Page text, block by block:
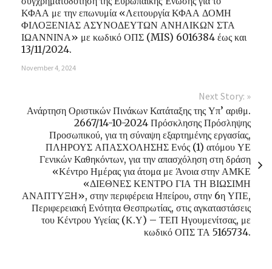
ΚΦΑΑ με την επωνυμία «Λειτουργία ΚΦΑΑ ΔΟΜΗ
ΦΙΛΟΞΕΝΙΑΣ ΑΣΥΝΟΔΕΥΤΩΝ ΑΝΗΛΙΚΩΝ ΣΤΑ
ΙΩΑΝΝΙΝΑ» με κωδικό ΟΠΣ (MIS) 6016384 έως και
13/11/2024.
November 4, 2024
Next Story: »
Ανάρτηση Οριστικών Πινάκων Κατάταξης της Υπ’ αριθμ.
2667/14-10-2024 Πρόσκλησης Πρόσληψης
Προσωπικού, για τη σύναψη εξαρτημένης εργασίας,
ΠΛΗΡΟΥΣ ΑΠΑΣΧΟΛΗΣΗΣ Ενός (1) ατόμου ΥΕ
Γενικών Καθηκόντων, για την απασχόληση στη δράση
«Κέντρο Ημέρας για άτομα με Άνοια στην ΑΜΚΕ
«ΔΙΕΘΝΕΣ ΚΕΝΤΡΟ ΓΙΑ ΤΗ ΒΙΩΣΙΜΗ
ΑΝΑΠΤΥΞΗ», στην περιφέρεια Ηπείρου, στην 6η ΥΠΕ,
Περιφερειακή Ενότητα Θεσπρωτίας, στις αγκαταστάσεις
του Κέντρου Υγείας (Κ.Υ) – ΤΕΠ Ηγουμενίτσας, με
κωδικό ΟΠΣ ΤΑ 5165734.